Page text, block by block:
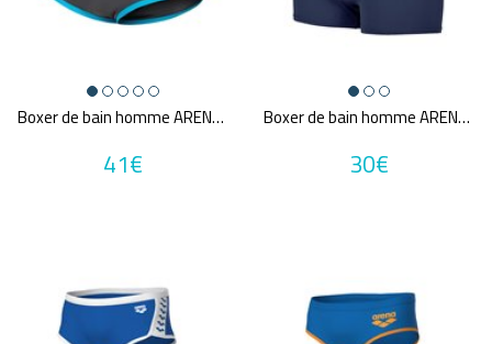
Boxer de bain homme ARENA MEN'S ARENA ONE LOW WAIST SHORT BIG LOGO
41€
Boxer de bain homme ARENA MEN'S TEAM SWIM SHORT SOLID
30€